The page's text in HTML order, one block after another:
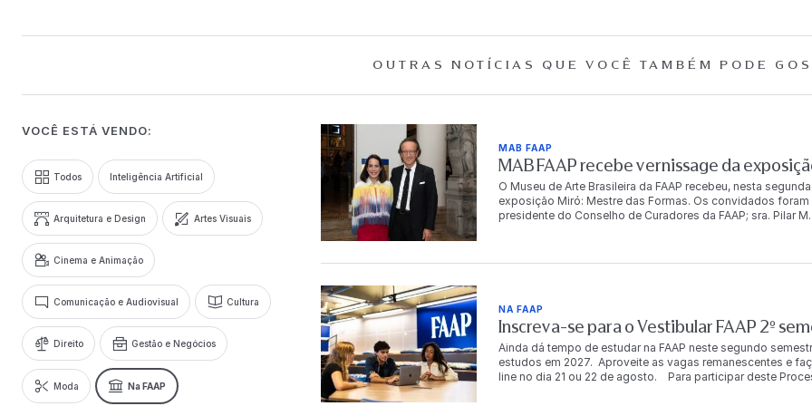
OUTRAS NOTÍCIAS QUE VOCÊ TAMBÉM PODE
VOCÊ ESTÁ VENDO:
Todos Inteligência Artificial
Arquitetura e Design Artes Visuais
Cinema e Animação
Comunicação e Audiovisual Cultura
Direito Gestão e Negócios
Moda Na FAAP
MAB FAAP
MAB FAAP recebe vernissage da
O Museu de Arte Brasileira da FAAP recebeu, nesta
exposição Miró: Mestre das Formas. Os convidados
presidente do Conselho de Curadores da FAAP; sra. Pilar
quero continuar a trabalhar no Brasil”, compartilha Joan
FAAP, a exposição será aberta ao público em 7 de agosto
mostra reúne mais de 100 obras originais de Joan Miró,
muitas delas apresentadas pela primeira vez no Brasil,
criou uma linguagem visual que atravessa fronteiras
NA FAAP
Inscreva-se para o Vestibular FAAP 2º
Ainda dá tempo de estudar na FAAP neste segundo
estudos em 2027. Aproveite as vagas remanescentes e
line no dia 21 ou 22 de agosto. Para participar deste